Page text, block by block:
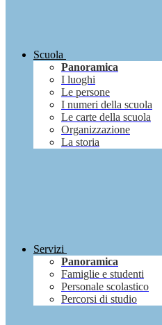
Scuola
Panoramica
I luoghi
Le persone
I numeri della scuola
Le carte della scuola
Organizzazione
La storia
Servizi
Panoramica
Famiglie e studenti
Personale scolastico
Percorsi di studio